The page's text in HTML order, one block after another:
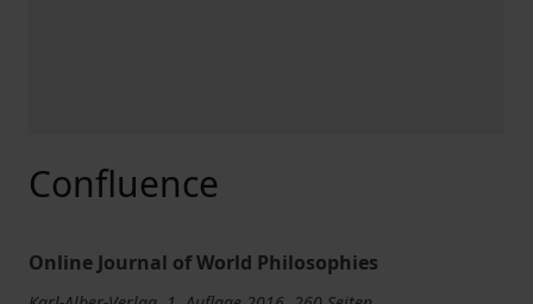
Confluence
Online Journal of World Philosophies